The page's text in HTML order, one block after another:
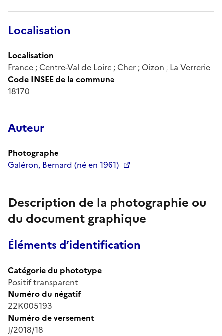
Localisation
Localisation
France ; Centre-Val de Loire ; Cher ; Oizon ; La Verrerie
Code INSEE de la commune
18170
Auteur
Photographe
Galéron, Bernard (né en 1961)
Description de la photographie ou
du document graphique
Éléments d’identification
Catégorie du phototype
Positif transparent
Numéro du négatif
22K005193
Numéro de versement
J/2018/18